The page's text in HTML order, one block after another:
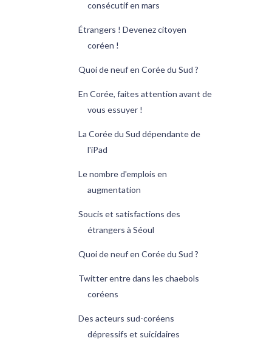
consécutif en mars
Étrangers ! Devenez citoyen
coréen !
Quoi de neuf en Corée du Sud ?
En Corée, faites attention avant de
vous essuyer !
La Corée du Sud dépendante de
l'iPad
Le nombre d'emplois en
augmentation
Soucis et satisfactions des
étrangers à Séoul
Quoi de neuf en Corée du Sud ?
Twitter entre dans les chaebols
coréens
Des acteurs sud-coréens
dépressifs et suicidaires